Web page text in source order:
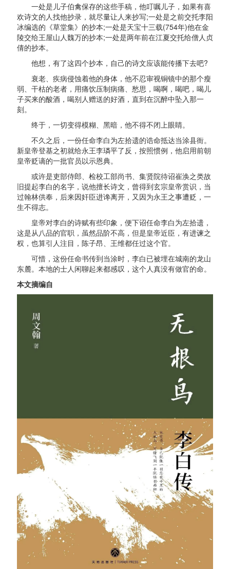
一处是儿子伯禽保存的这些手稿，他叮嘱儿子，如果有喜
欢诗文的人找他抄录，就尽量让人来抄写;一处是之前交托李阳
冰编选的《草堂集》的抄本;一处是天宝十三载(754年)他在金
陵交给王屋山人魏万的抄本;一处是两年前在江夏交托给僧人贞
倩的抄本。
他想，有了这四个抄本，自己的诗文应该能传播下去吧?
衰老、疾病侵蚀着他的身体，他不忍审视铜镜中的那个瘦
弱、干枯的老者，用痛饮压制病痛、愁思，喝啊，喝吧，喝儿
子买来的酸酒，喝别人赠送的好酒，直到在沉醉中坠入那一
刻。
终于，一切变得模糊、黑暗，他不得不闭上眼睛。
不久之后，一份任命李白为左拾遗的诰命抵达当涂县衙。
新皇帝登基之初就给永王李璘平了反，按照惯例，他启用前朝
皇帝贬谪的一批官员以示恩典。
或许是吏部侍郎、检校工部尚书、集贤院待诏崔涣之类故
旧提起李白的名字，说他擅长诗文，曾得到玄宗皇帝赏识，当
过翰林供奉，后来因奸臣进谗离开，又因为永王之事遭贬，一
生不得志。
皇帝对李白的诗赋有些印象，便下诏任命李白为左拾遗，
这是从八品的官职，虽然品阶不高，但是皇帝近臣，有进谏之
权，也算引人注目，陈子昂、王维都任过这个官。
可惜，这份任命书传到当涂时，李白已被埋在城南的龙山
东麓。本地的士人闲聊起来都感叹，这个人真没有做官的命。
本文摘编自